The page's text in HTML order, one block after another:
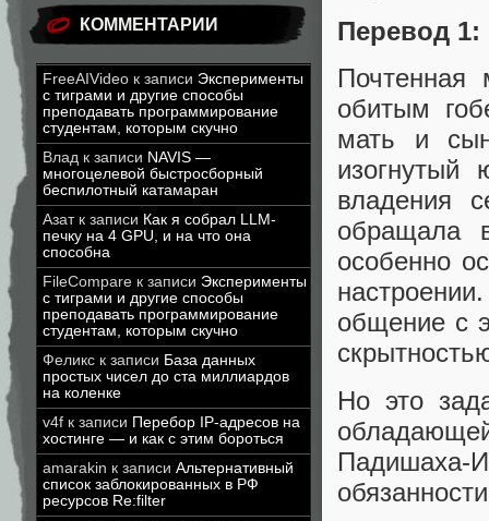
КОММЕНТАРИИ
FreeAIVideo к записи Эксперименты
с тиграми и другие способы
преподавать программирование
студентам, которым скучно
Влад к записи NAVIS —
многоцелевой быстросборный
беспилотный катамаран
Азатк записи Как я собрал LLM-
печку на 4 GPU, и на что она
способна
FileCompare к записи Эксперименты
с тиграми и другие способы
преподавать программирование
студентам, которым скучно
Феликс к записи База данных
простых чисел до ста миллиардов
на коленке
v4f к записи Перебор IP-адресов на
хостинге — и как с этим бороться
amarakin к записи Альтернативный
список заблокированных в РФ
ресурсов Re:filter
Перевод 1:
обитым
мать и
изогнутый
владения
обращала
особенно
общение с
Но это